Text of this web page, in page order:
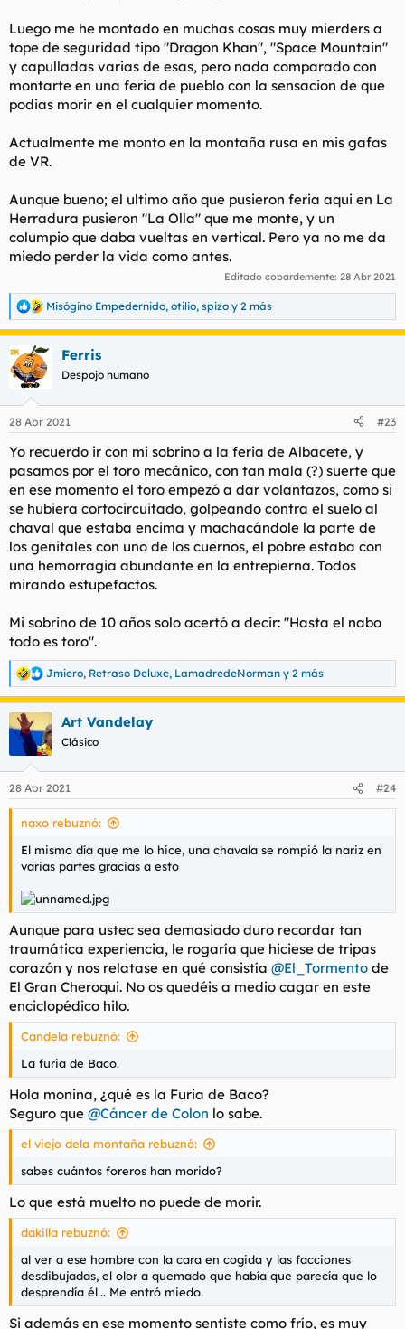
Luego me he montado en muchas cosas muy mierders a
tope de seguridad tipo "Dragon Khan", "Space Mountain"
y capulladas varias de esas, pero nada comparado con
montarte en una feria de pueblo con la sensacion de que
podias morir en el cualquier momento.
Actualmente me monto en la montaña rusa en mis gafas
de VR.
Aunque bueno; el ultimo año que pusieron feria aqui en La
Herradura pusieron "La Olla" que me monte, y un
columpio que daba vueltas en vertical. Pero ya no me da
miedo perder la vida como antes.
Editado cobardemente: 28 Abr 2021
R
e
c
c
e
:
Misógino Empedernido, otilio, spizo y 2 más
Ferris
Despojo humano
28 Abr 2021 #23
Yo recuerdo ir con mi sobrino a la feria de Albacete, y
pasamos por el toro mecánico, con tan mala (?) suerte que
en ese momento el toro empezó a dar volantazos, como si
se hubiera cortocircuitado, golpeando contra el suelo al
chaval que estaba encima y machacándole la parte de
los genitales con uno de los cuernos, el pobre estaba con
una hemorragia abundante en la entrepierna. Todos
mirando estupefactos.
Mi sobrino de 10 años solo acertó a decir: "Hasta el nabo
todo es toro".
R
e
a
c
c
e
s
Jmiero, Retraso Deluxe, LamadredeNorman y 2 más
Art Vandelay
Clásico
28 Abr 2021 #24
naxo rebuznó:
El mismo día que me lo hice, una chavala se rompió la nariz en
varias partes gracias a esto
Aunque para ustec sea demasiado duro recordar tan
traumática experiencia, le rogaría que hiciese de tripas
corazón y nos relatase en qué consistía @El_Tormento de
El Gran Cheroqui. No os quedéis a medio cagar en este
enciclopédico hilo.
Candela rebuznó:
La furia de Baco.
Hola monina, ¿qué es la Furia de Baco?
Seguro que @Cáncer de Colon lo sabe.
el viejo dela montaña rebuznó:
sabes cuántos foreros han morido?
Lo que está muelto no puede de morir.
dakilla rebuznó:
al ver a ese hombre con la cara en cogida y las facciones
desdibujadas, el olor a quemado que había que parecía que lo
desprendía él... Me entró miedo.
Si además en ese momento sentiste como frío, es muy